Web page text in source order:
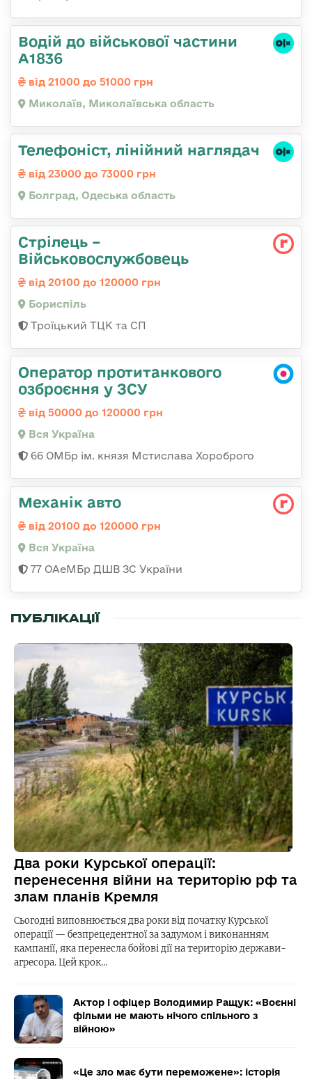
Водій до військової частини
А1836
від 21000 до 51000 грн
Миколаїв, Миколаївська область
Телефоніст, лінійний наглядач
від 23000 до 73000 грн
Болград, Одеська область
Стрілець –
Військовослужбовець
від 20100 до 120000 грн
Бориспіль
Троїцький ТЦК та СП
Оператор протитанкового
озброєння у ЗСУ
від 50000 до 120000 грн
Вся Україна
66 ОМБр ім. князя Мстислава Хороброго
Механік авто
від 20100 до 120000 грн
Вся Україна
77 ОАеМБр ДШВ ЗС України
ПУБЛІКАЦІЇ
Два роки Курської операції:
перенесення війни на територію рф та
злам планів Кремля
Сьогодні виповнюється два роки від початку Курської
операції — безпрецедентної за задумом і виконанням
кампанії, яка перенесла бойові дії на територію держави-
агресора. Цей крок…
Актор і офіцер Володимир Ращук: «Воєнні
фільми не мають нічого спільного з
війною»
«Це зло має бути переможене»: історія